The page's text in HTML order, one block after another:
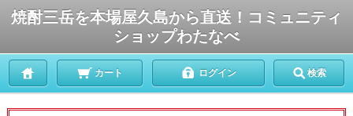
焼酎三岳を本場屋久島から直送！コミュニティ
ショップわたなべ
カート ログイン 検索